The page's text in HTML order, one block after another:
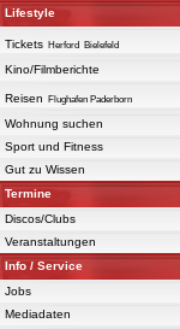
Lifestyle
Tickets Herford Bielefeld
Kino/Filmberichte
Reisen Flughafen Paderborn
Wohnung suchen
Sport und Fitness
Gut zu Wissen
Termine
Discos/Clubs
Veranstaltungen
Info / Service
Jobs
Mediadaten